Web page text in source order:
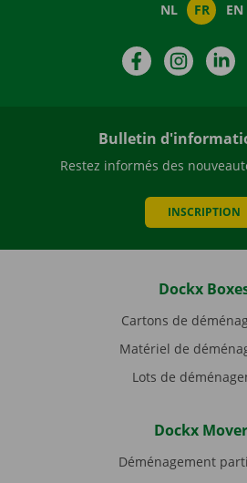
NL FR EN
Facebook
Bulletin
Restez informés des
INSCRIPTION
Dockx
Cartons de
Matériel de
Lots de
Dockx
Déménagement